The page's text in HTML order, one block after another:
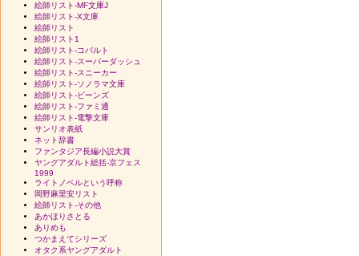
絵師リスト-MF文庫J
絵師リスト-X文庫
絵師リスト
絵師リスト1
絵師リスト-コバルト
絵師リスト-スーパーダッシュ
絵師リスト-スニーカー
絵師リスト-ソノラマ文庫
絵師リスト-ビーンズ
絵師リスト-ファミ通
絵師リスト-電撃文庫
サンリオ表紙
ネット辞書
ファンタジア長編小説大賞
ヤングアダルト総括-京フェス
1999
ライトノベルという呼称
岡野麻里安リスト
絵師リスト-その他
あかほりさとる
ありめも
つかまえてシリーズ
オタク系ヤングアダルト